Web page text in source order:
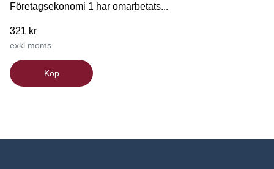
Företagsekonomi 1 har omarbetats...
321 kr
exkl moms
Köp